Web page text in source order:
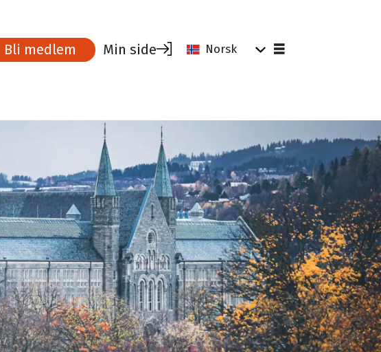
Bli medlem Min side Norsk
Rollen som tillitsvalgt
Tips og hjelp for tillitsvalgte
Medlemskap
Hvorfor være medlem?
Parat UNG - studenter
Bli medlem
Verv en kollega
Medlemsblad
Medlemsfordeler